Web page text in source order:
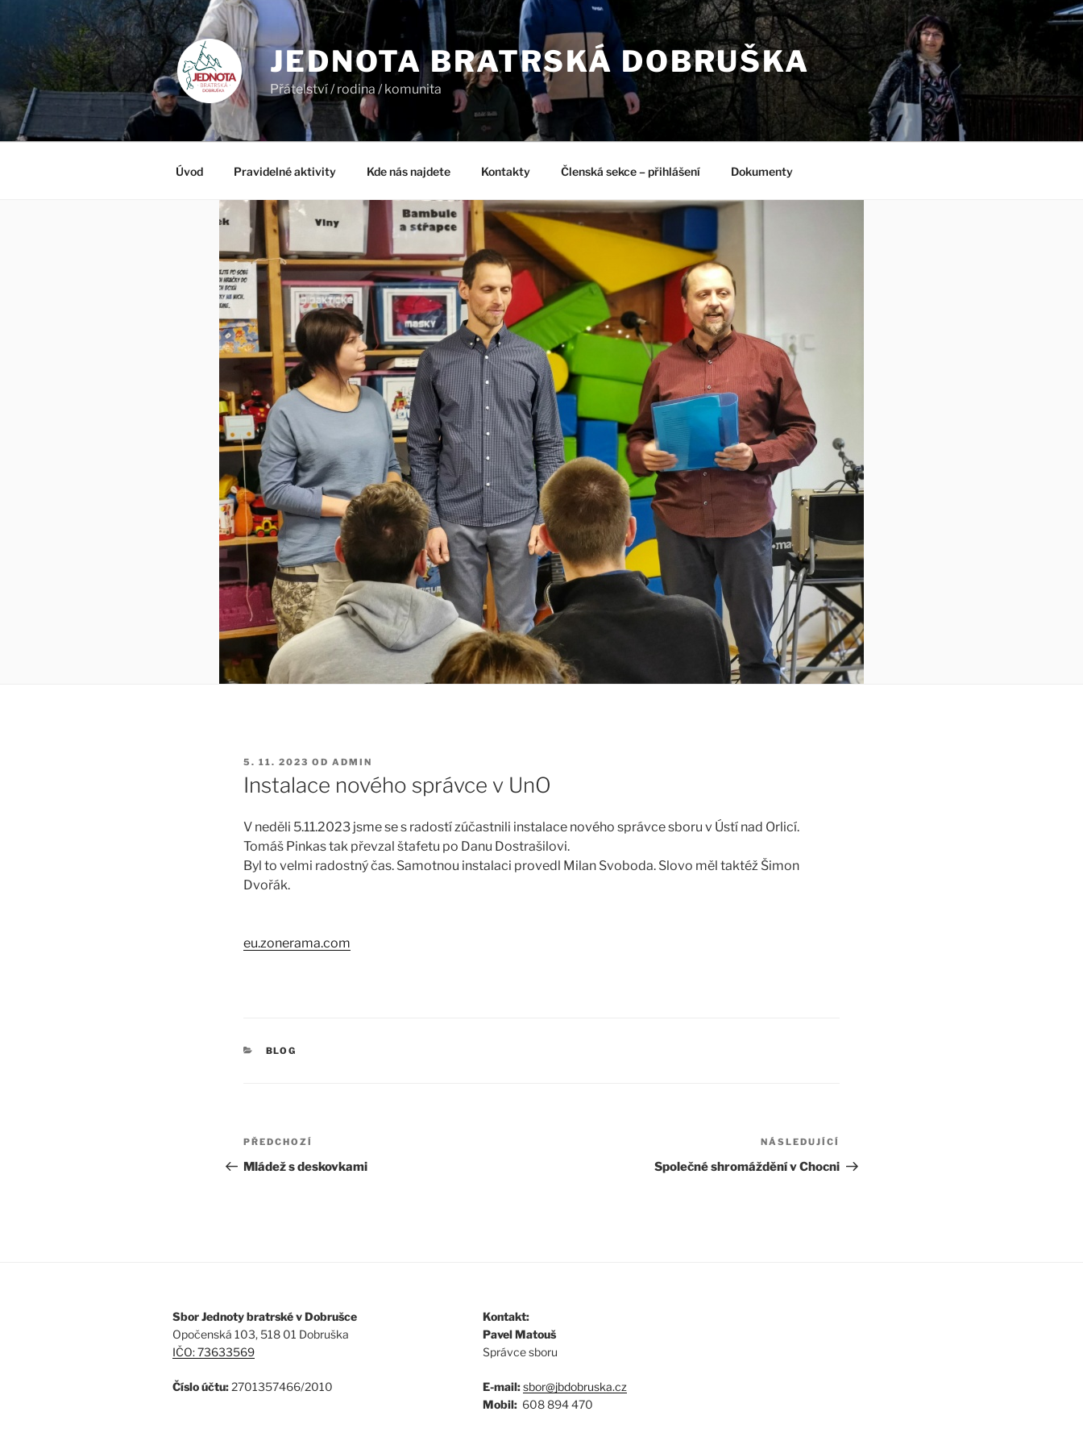
obsahu
webu
JEDNOTA BRATRSKÁ DOBRUŠKA
Přátelství / rodina / komunita
Úvod Pravidelné aktivity Kde nás najdete Kontakty Členská sekce – přihlášení Dokumenty
PUBLIKOVÁNO
5. 11. 2023 OD ADMIN
Instalace nového správce v UnO
V neděli 5.11.2023 jsme se s radostí zúčastnili instalace nového správce sboru v Ústí nad Orlicí.
Tomáš Pinkas tak převzal štafetu po Danu Dostrašilovi.
Byl to velmi radostný čas. Samotnou instalaci provedl Milan Svoboda. Slovo měl taktéž Šimon
Dvořák.
eu.zonerama.com
RUBRIKY
BLOG
Navigace
pro
Předchozí
příspěvek
PŘEDCHOZÍ
Mládež s deskovkami
příspěvek
NÁSLEDUJÍCÍ
Společné shromáždění v Chocni
Sbor Jednoty bratrské v Dobrušce
Opočenská 103, 518 01 Dobruška
IČO: 73633569
Číslo účtu:2701357466/2010
Kontakt:
Pavel Matouš
Správce sboru
E-mail:sbor@jbdobruska.cz
Mobil:608 894 470